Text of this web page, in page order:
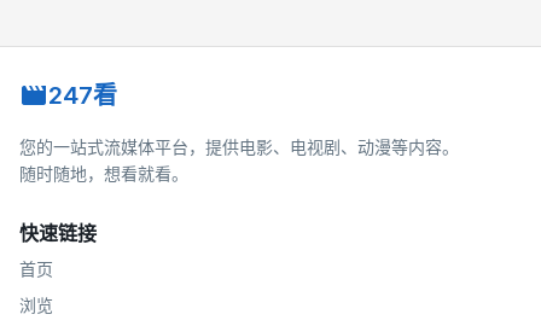
247看
您的一站式流媒体平台，提供电影、电视剧、动漫等内容。
随时随地，想看就看。
快速链接
首页
浏览